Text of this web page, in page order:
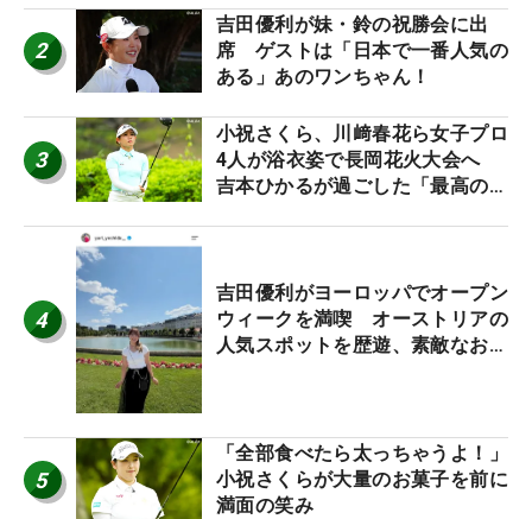
2
吉田優利が妹・鈴の祝勝会に出
席 ゲストは「日本で一番人気の
ある」あのワンちゃん！
3
小祝さくら、川﨑春花ら女子プロ
4人が浴衣姿で長岡花火大会へ
吉本ひかるが過ごした「最高の夏
4
吉田優利がヨーロッパでオープン
ウィークを満喫 オーストリアの
人気スポットを歴遊、素敵なお土
5
「全部食べたら太っちゃうよ！」
小祝さくらが大量のお菓子を前に
満面の笑み